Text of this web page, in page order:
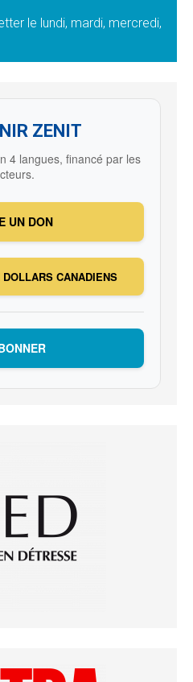
le lundi, mardi, mercredi,
ZENIT
4 langues, financé par les
UN DON
CANADIENS